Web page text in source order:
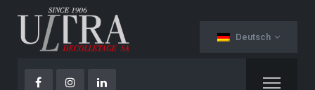
Deutsch